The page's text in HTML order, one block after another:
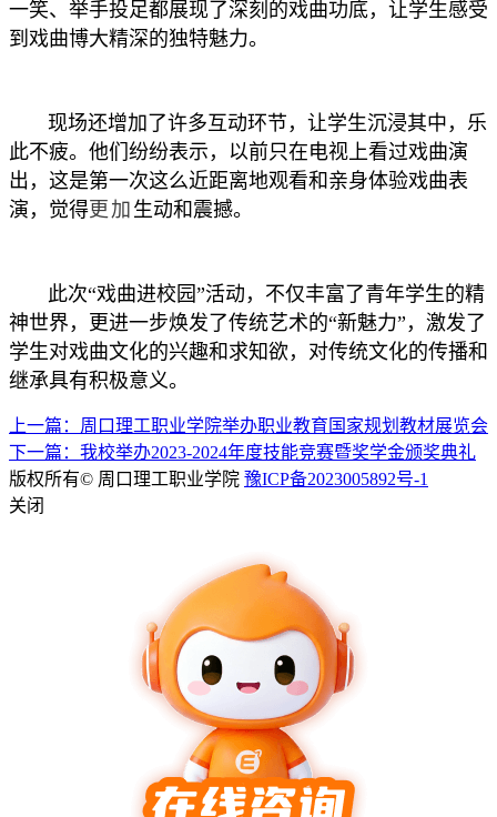
一笑、举手投足都展现了深刻的戏曲功底，让学生感受
到戏曲博大精深的独特魅力。
现场还增加了许多互动环节，让学生沉浸其中，乐
此不疲。他们纷纷表示，以前只在电视上看过戏曲演
出，这是第一次这么近距离地观看和亲身体验戏曲表
演，觉得更加 生动和震撼。
此次“戏曲进校园”活动，不仅丰富了青年学生的精
神世界，更进一步焕发了传统艺术的“新魅力”，激发了
学生对戏曲文化的兴趣和求知欲，对传统文化的传播和
继承具有积极意义。
上一篇：周口理工职业学院举办职业教育国家规划教材展览会
下一篇：我校举办2023-2024年度技能竞赛暨奖学金颁奖典礼
版权所有© 周口理工职业学院 豫ICP备2023005892号-1
关闭